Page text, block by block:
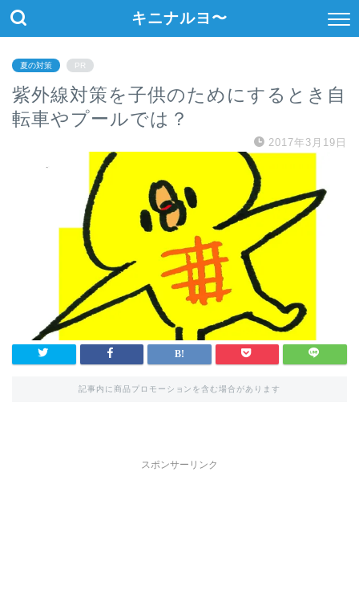
キニナルヨ〜
夏の対策 PR
紫外線対策を子供のためにするとき自
転車やプールでは？
2017年3月19日
記事内に商品プロモーションを含む場合があります
スポンサーリンク